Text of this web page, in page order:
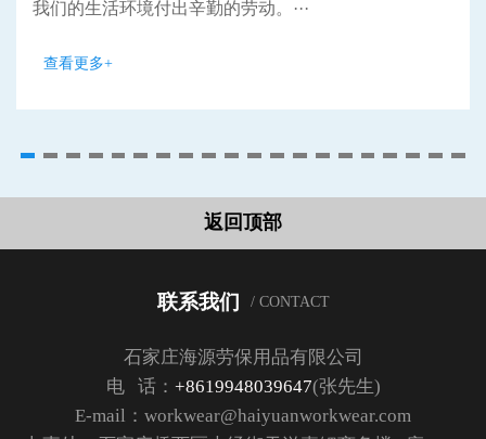
我们的生活环境付出辛勤的劳动。···
查看更多+
返回顶部
联系我们 / CONTACT
石家庄海源劳保用品有限公司
电 话： +8619948039647(张先生)
E-mail：workwear@haiyuanworkwear.com